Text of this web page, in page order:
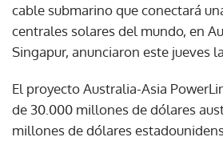
cable submarino que conectará
centrales solares del mundo, en
Singapur, anunciaron este jueves
El proyecto Australia-Asia
de 30.000 millones de dólares
millones de dólares